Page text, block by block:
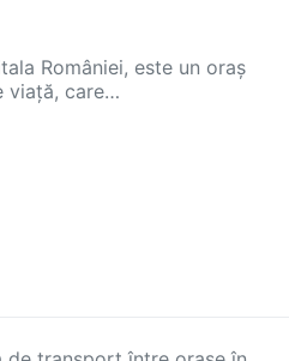
României, este un oraș
viață, care…